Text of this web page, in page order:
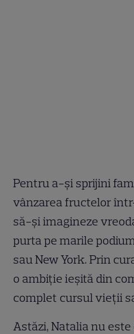
Pentru a-și sprijini
vânzarea fructelor
să-și imagineze
purta pe marile
sau New York. Prin
o ambiție ieșită din
complet cursul vieții
Astăzi, Natalia nu